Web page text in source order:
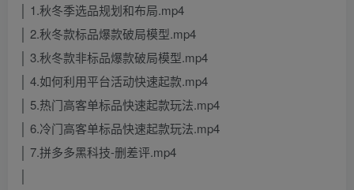
│ 1.秋冬季选品规划和布局.mp4
│ 2.秋冬款标品爆款破局模型.mp4
│ 3.秋冬款非标品爆款破局模型.mp4
│ 4.如何利用平台活动快速起款.mp4
│ 5.热门高客单标品快速起款玩法.mp4
│ 6.冷门高客单标品快速起款玩法.mp4
│ 7.拼多多黑科技-删差评.mp4